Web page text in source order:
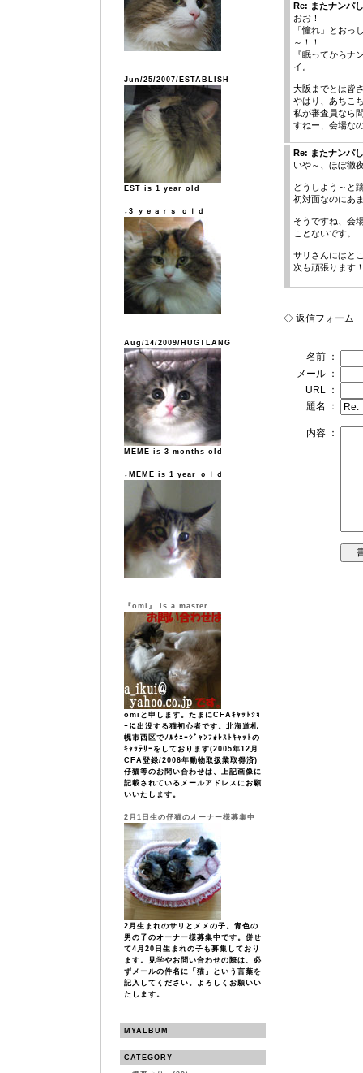
Jun/25/2007/ESTABLISH
EST is 1 year old
↓3 ｙｅａｒｓ ｏｌｄ
Aug/14/2009/HUGTLANG
MEME is 3 months old
↓MEME is 1 year ｏｌｄ
『omi』 is a master
omiと申します。たまにCFAｷｬｯﾄｼｮ
ｰに出没する猫初心者です。北海道札
幌市西区でﾉﾙｳｪｰｼﾞｬﾝﾌｫﾚｽﾄｷｬｯﾄの
ｷｬｯﾃﾘｰをしております(2005年12月
CFA登録/2006年動物取扱業取得済)
仔猫等のお問い合わせは、上記画像に
記載されているメールアドレスにお願
いいたします。
2月1日生の仔猫のオーナー様募集中
2月生まれのサリとメメの子。青色の
男の子のオーナー様募集中です。併せ
て4月20日生まれの子も募集しており
ます。見学やお問い合わせの際は、必
ずメールの件名に「猫」という言葉を
記入してください。よろしくお願いい
たします。
MYALBUM
CATEGORY
Re: またナンパ
おお！
「憧れ」とおっ
～！！
『眠ってからナ
イ。
大阪までとは皆
やはり、あちこ
私が審査員なら
すねー、会場な
Re: またナンパ
いや～、ほぼ徹
どうしよう～と
初対面なのにあ
そうですね、会
ことないです。
サリさんにはと
次も頑張ります
◇ 返信フォーム
名前 ：
メール ：
URL ：
題名 ：
内容 ：